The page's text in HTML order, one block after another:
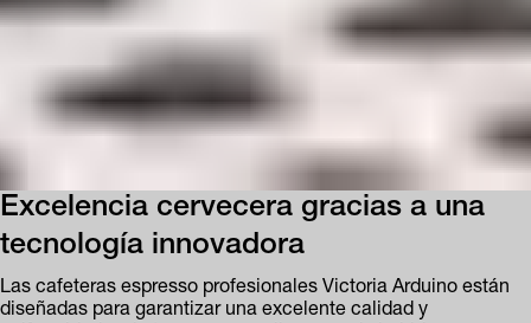
Excelencia cervecera gracias a una
tecnología innovadora
Las cafeteras espresso profesionales Victoria Arduino están
diseñadas para garantizar una excelente calidad y